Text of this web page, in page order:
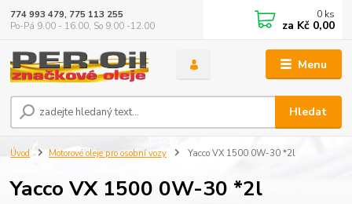
Menu
Hledat
774 993 479, 775 113 255
Po-Pá 9.00 - 16.00, So 9.00 -12.00
0 ks
za Kč 0,00
Úvod Motorové oleje pro osobní vozy Yacco VX 1500 0W-30 *2l
Yacco VX 1500 0W-30 *2l